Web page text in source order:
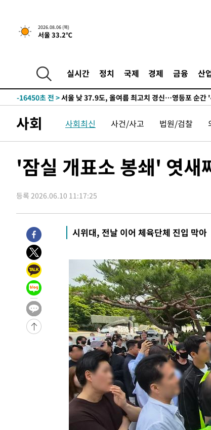
2026.08.06 (목)
서울 33.2℃
실시간 정치 국제 경제 금융 산
-17766초 전 >[속보]합참 "북, 동해상으로 미상 발사체 발사"
-17162초 전 >'낮 최고 39도' 불볕더위…한밤 열대야도 계속[내일
-16783초 전 >
"韓 외환시장 개입 관측 배경엔 美의 대한국 무역적
-16610초 전 >
-16450초 전 >서울 낮 37.9도, 올여름 최고치 경신…영등포 순간
-12107초 전 >
[속보]코스닥, 800p 회복…0.26% 오른 801.67
-12037초 전 >[속보]코스피, 301.88포인트(4.58%) 내린
-9501초 전 > "여기 떨어졌다"…다누리, 스페이스X 로켓 달 충돌
14분 전 >내일까지 39도 '펄펄'…기상청 "태풍 지나며 폭염 잠시
20분 전 >트럼프, 한국계 진보 주지사 후보 맹공…"공산주의가 최
20분 전 >
"美간섭에 합의 지연"…트럼프, '이란 호르무즈 통제권'
1시간 전 >
[속보]산업장관 "李정부, 원전 반대 안해…안정 전력 위
1시간 전 >
-20202초 전 >
[속보]합참 "北 발사체는 단거리탄도미사일…감시
-19950초 전 >
日방위성, 北이 동해로 쏜 발사체는 탄도미사일 가
-18380초 전 >
[속보] SKT, 에이닷 서비스 장애 발생…"원인 파
-17786초 전 >
[속보]합참 "북, 동해상으로 미상 발사체 발사"
-17182초 전 >
'낮 최고 39도' 불볕더위…한밤 열대야도 계속[내
[속보]7~9일 프로야구 3연전도 폭염 취소…11일
"韓 외환시장 개입 관측 배경엔 美의 대한국 무역
'월드컵 탈락 후폭풍' 축구협회…초유의 압수수색
서울 낮 37.9도, 올여름 최고치 경신…영등포 순
[속보]종합특검, 대검 추가 압수수색…내란 중요임
[속보]코스닥, 800p 회복…0.26% 오른 801.67 마감
[속보]코스피, 301.88포인트(4.58%) 내린
사회 사회최신 사건/사고 법원/검찰
'잠실 개표소 봉쇄' 엿
등록 2026.06.10 11:17:25
시위대, 전날 이어 체육단체 진입 막아